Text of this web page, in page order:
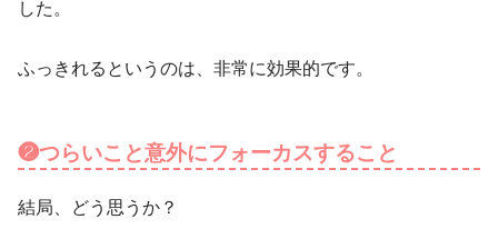
した。
ふっきれるというのは、非常に効果的です。
❷つらいこと意外にフォーカスすること
結局、どう思うか？